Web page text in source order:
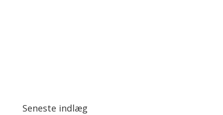
Seneste indlæg